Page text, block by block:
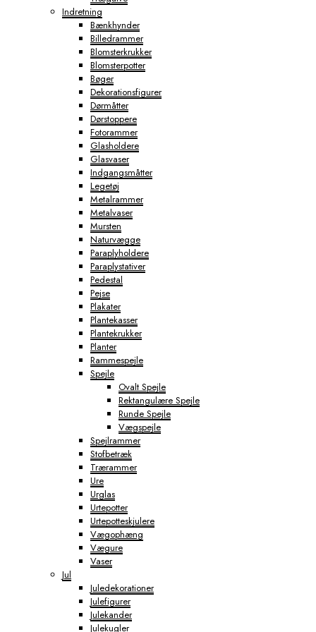
Indretning
Bænkhynder
Billedrammer
Blomsterkrukker
Blomsterpotter
Bøger
Dekorationsfigurer
Dørmåtter
Dørstoppere
Fotorammer
Glasholdere
Glasvaser
Indgangsmåtter
Legetøj
Metalrammer
Metalvaser
Mursten
Naturvægge
Paraplyholdere
Paraplystativer
Pedestal
Pejse
Plakater
Plantekasser
Plantekrukker
Planter
Rammespejle
Spejle
Ovalt Spejle
Rektangulære Spejle
Runde Spejle
Vægspejle
Spejlrammer
Stofbetræk
Trærammer
Ure
Urglas
Urtepotter
Urtepotteskjulere
Vægophæng
Vægure
Vaser
Jul
Juledekorationer
Julefigurer
Julekander
Julekugler